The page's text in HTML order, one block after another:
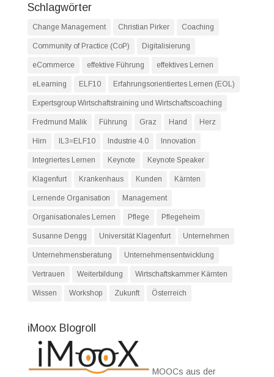
Schlagwörter
Change Management Christian Pirker Coaching
Community of Practice (CoP) Digitalisierung
eCommerce effektive Führung effektives Lernen
eLearning ELF10 Erfahrungsorientiertes Lernen (EOL)
Expertsgroup Wirtschaftstraining und Wirtschaftscoaching
Fredmund Malik Führung Graz Hand Herz
Hirn IL3=ELF10 Industrie 4.0 Innovation
Integriertes Lernen Keynote Keynote Speaker
Klagenfurt Krankenhaus Kunden Kärnten
Lernende Organisation Management
Organisationales Lernen Pflege Pflegeheim
Susanne Dengg Universität Klagenfurt Unternehmen
Unternehmensberatung Unternehmensentwicklung
Vertrauen Weiterbildung Wirtschaftskammer Kärnten
Wissen Workshop Zukunft Österreich
iMoox Blogroll
MOOCs aus der